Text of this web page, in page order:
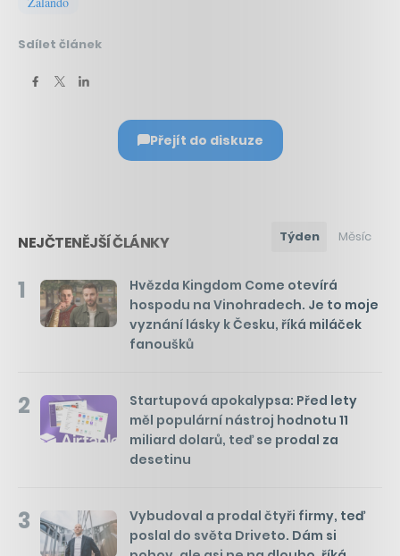
Sdílet článek
Přejít do diskuze
NEJČTENĚJŠÍ ČLÁNKY Týden Měsíc
1
Hvězda Kingdom Come otevírá
hospodu na Vinohradech. Je to moje
vyznání lásky k Česku, říká miláček
fanoušků
2
Startupová apokalypsa: Před lety
měl populární nástroj hodnotu 11
miliard dolarů, teď se prodal za
desetinu
3
Vybudoval a prodal čtyři firmy, teď
poslal do světa Driveto. Dám si